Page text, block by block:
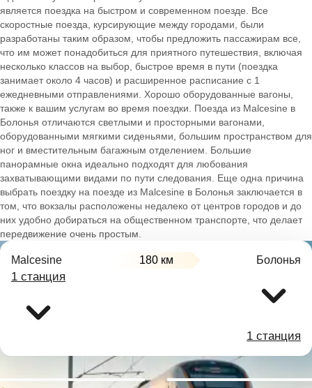
является поездка на быстром и современном поезде. Все
скоростные поезда, курсирующие между городами, были
разработаны таким образом, чтобы предложить пассажирам все,
что им может понадобиться для приятного путешествия, включая
несколько классов на выбор, быстрое время в пути (поездка
занимает около 4 часов) и расширенное расписание с 1
ежедневными отправлениями. Хорошо оборудованные вагоны,
также к вашим услугам во время поездки. Поезда из Malcesine в
Болонья отличаются светлыми и просторными вагонами,
оборудованными мягкими сиденьями, большим пространством для
ног и вместительным багажным отделением. Большие
панорамные окна идеально подходят для любования
захватывающими видами по пути следования. Еще одна причина
выбрать поездку на поезде из Malcesine в Болонья заключается в
том, что вокзалы расположены недалеко от центров городов и до
них удобно добираться на общественном транспорте, что делает
передвижение очень простым.
Malcesine 180 км Болонья
1 станция
1 станция